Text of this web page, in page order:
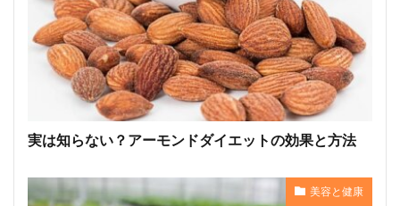
実は知らない？アーモンドダイエットの効果と方法
美容と健康